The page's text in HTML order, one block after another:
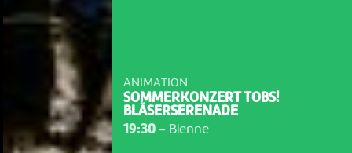
ANIMATION
SOMMERKONZERT TOBS!
BLÄSERSERENADE
19:30- Bienne